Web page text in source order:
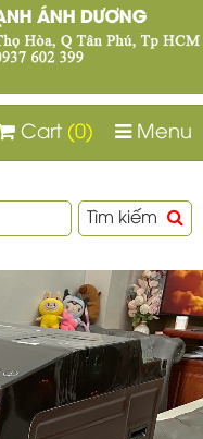
Menu
Cart (0)
Tìm kiếm